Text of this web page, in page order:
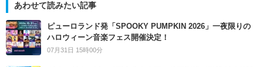
あわせて読みたい記事
ピューロランド発「SPOOKY PUMPKIN 2026」一夜限りの
ハロウィーン音楽フェス開催決定！
07月31日 15時00分